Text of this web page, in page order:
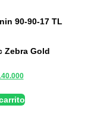
90-90-17 TL
Zebra Gold